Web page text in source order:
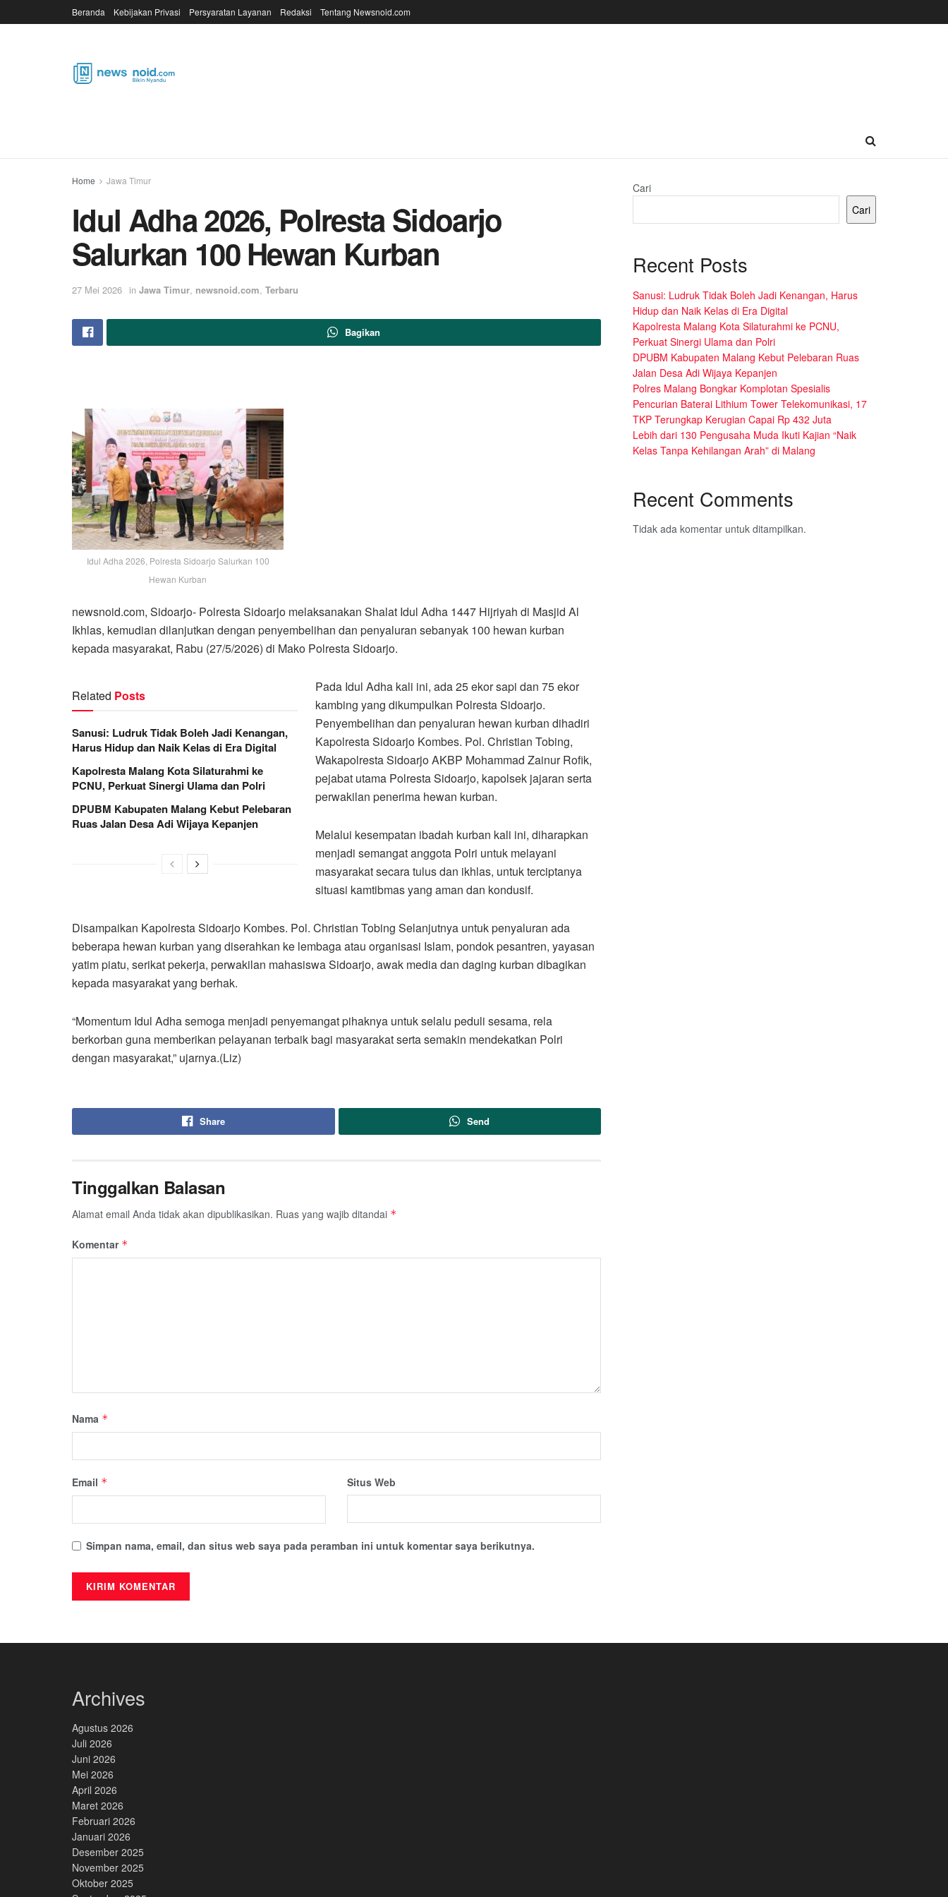
Beranda Kebijakan Privasi Persyaratan Layanan Redaksi Tentang Newsnoid.com
Home Jawa Timur
Idul Adha 2026, Polresta Sidoarjo
Salurkan 100 Hewan Kurban
27 Mei 2026 in Jawa Timur, newsnoid.com, Terbaru
Bagikan
Idul Adha 2026, Polresta Sidoarjo Salurkan 100
Hewan Kurban
newsnoid.com, Sidoarjo- Polresta Sidoarjo melaksanakan Shalat Idul Adha 1447 Hijriyah di Masjid Al
Ikhlas, kemudian dilanjutkan dengan penyembelihan dan penyaluran sebanyak 100 hewan kurban
kepada masyarakat, Rabu (27/5/2026) di Mako Polresta Sidoarjo.
Related Posts
Sanusi: Ludruk Tidak Boleh Jadi Kenangan,
Harus Hidup dan Naik Kelas di Era Digital
Kapolresta Malang Kota Silaturahmi ke
PCNU, Perkuat Sinergi Ulama dan Polri
DPUBM Kabupaten Malang Kebut Pelebaran
Ruas Jalan Desa Adi Wijaya Kepanjen
Pada Idul Adha kali ini, ada 25 ekor sapi dan 75 ekor
kambing yang dikumpulkan Polresta Sidoarjo.
Penyembelihan dan penyaluran hewan kurban dihadiri
Kapolresta Sidoarjo Kombes. Pol. Christian Tobing,
Wakapolresta Sidoarjo AKBP Mohammad Zainur Rofik,
pejabat utama Polresta Sidoarjo, kapolsek jajaran serta
perwakilan penerima hewan kurban.
Melalui kesempatan ibadah kurban kali ini, diharapkan
menjadi semangat anggota Polri untuk melayani
masyarakat secara tulus dan ikhlas, untuk terciptanya
situasi kamtibmas yang aman dan kondusif.
Disampaikan Kapolresta Sidoarjo Kombes. Pol. Christian Tobing Selanjutnya untuk penyaluran ada
beberapa hewan kurban yang diserahkan ke lembaga atau organisasi Islam, pondok pesantren, yayasan
yatim piatu, serikat pekerja, perwakilan mahasiswa Sidoarjo, awak media dan daging kurban dibagikan
kepada masyarakat yang berhak.
“Momentum Idul Adha semoga menjadi penyemangat pihaknya untuk selalu peduli sesama, rela
berkorban guna memberikan pelayanan terbaik bagi masyarakat serta semakin mendekatkan Polri
dengan masyarakat,” ujarnya.(Liz)
Share Send
Tinggalkan Balasan
Alamat email Anda tidak akan dipublikasikan. Ruas yang wajib ditandai *
Komentar *
Nama *
Email * Situs Web
Simpan nama, email, dan situs web saya pada peramban ini untuk komentar saya berikutnya.
Cari
Cari
Recent Posts
Sanusi: Ludruk Tidak Boleh Jadi Kenangan, Harus
Hidup dan Naik Kelas di Era Digital
Kapolresta Malang Kota Silaturahmi ke PCNU,
Perkuat Sinergi Ulama dan Polri
DPUBM Kabupaten Malang Kebut Pelebaran Ruas
Jalan Desa Adi Wijaya Kepanjen
Polres Malang Bongkar Komplotan Spesialis
Pencurian Baterai Lithium Tower Telekomunikasi, 17
TKP Terungkap Kerugian Capai Rp 432 Juta
Lebih dari 130 Pengusaha Muda Ikuti Kajian “Naik
Kelas Tanpa Kehilangan Arah” di Malang
Recent Comments
Tidak ada komentar untuk ditampilkan.
Archives
Agustus 2026
Juli 2026
Juni 2026
Mei 2026
April 2026
Maret 2026
Februari 2026
Januari 2026
Desember 2025
November 2025
Oktober 2025